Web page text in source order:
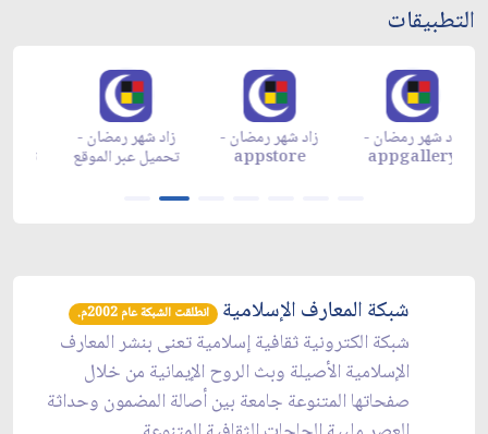
التطبيقات
زاد شهر رمضان -
تحميل عبر الموقع
زاد شهر رمضان -
appstore
زاد شهر رمضان -
appgallery
شبكة المعارف الإسلامية انطلقت الشبكة عام 2002م.
شبكة الكترونية ثقافية إسلامية تعنى بنشر المعارف
الإسلامية الأصيلة وبث الروح الإيمانية من خلال
صفحاتها المتنوعة جامعة بين أصالة المضمون وحداثة